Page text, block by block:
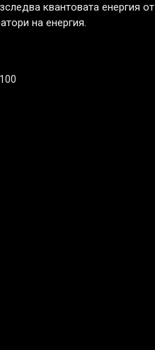
квантовата енергия от
на енергия.